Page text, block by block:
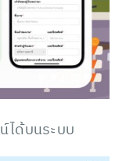
ได้บนระบบ